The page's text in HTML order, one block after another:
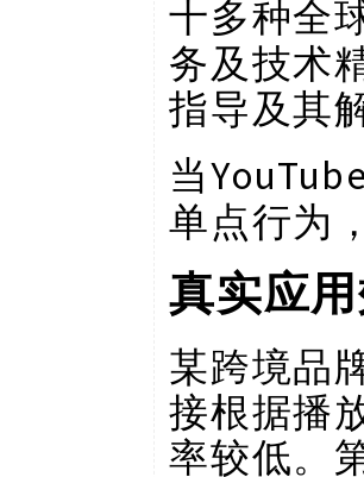
十多种全
务及技术
指导及其
当
单点行为
真实应
某跨境品
接根据播
率较低。